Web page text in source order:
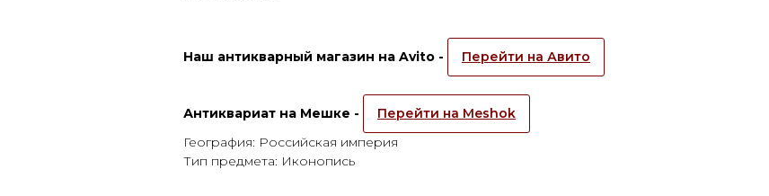
Наш антикварный магазин на Avito - Перейти на Авито
Антиквариат на Мешке -
Перейти на Meshok
География: Российская империя
Тип предмета: Иконопись